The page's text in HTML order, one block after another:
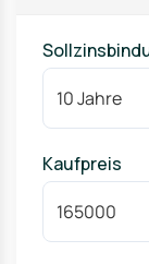
Kaufpreis